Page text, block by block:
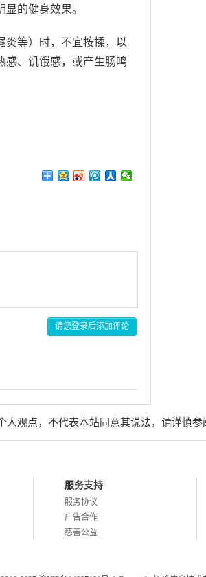
的健身效果。
炎等）时，不宜按揉，以
感、饥饿感，或产生肠鸣
请您登录后添加评论
观点，不代表本站同意其说法，请谨慎参
服务支持
服务协议
广告合作
慈善公益